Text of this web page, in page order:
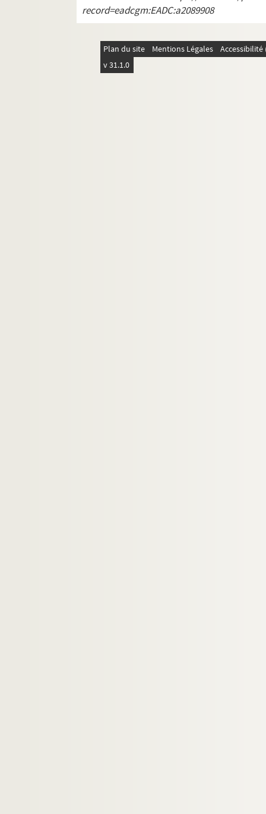
record=eadcgm:EADC:a2089908
Plan du site Mentions Légales
v 31.1.0